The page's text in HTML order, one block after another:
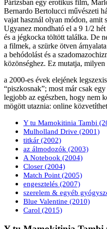
Párizsban egy erotikus film,
Bernardo Bertolucci művészeti
vajat használ olyan módon, amit
Ugyanez mondható el a 9 1/2
és a jégkocka töltött találka. De
a filmek, a szürke ötven
a behódolást és a
közönséghez. Ez mutatja,
a 2000-es évek elejének
“piszkosnak”; most már csak
legjobb az egészben, hogy nem
mögött utaznia: online
Y tu Mamokitinia Tambi
Mulholland Drive (2001)
titkár (2002)
az álmodozók (2003)
A Notebook (2004)
Closer (2004)
Match Point (2005)
engesztelés (2007)
szerelem & egyéb
Blue Valentine (2010)
Carol (2015)